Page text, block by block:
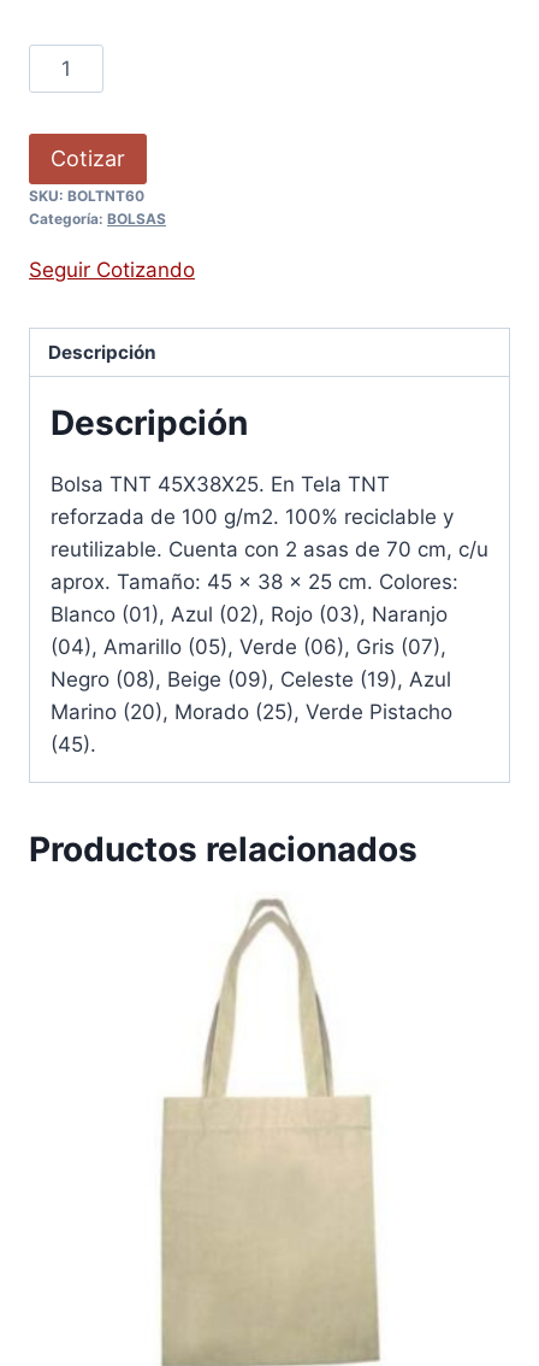
Cotizar
SKU: BOLTNT60
Categoría: BOLSAS
Seguir Cotizando
Descripción
Descripción
Bolsa TNT 45X38X25. En Tela TNT
reforzada de 100 g/m2. 100% reciclable y
reutilizable. Cuenta con 2 asas de 70 cm, c/u
aprox. Tamaño: 45 x 38 x 25 cm. Colores:
Blanco (01), Azul (02), Rojo (03), Naranjo
(04), Amarillo (05), Verde (06), Gris (07),
Negro (08), Beige (09), Celeste (19), Azul
Marino (20), Morado (25), Verde Pistacho
(45).
Productos relacionados